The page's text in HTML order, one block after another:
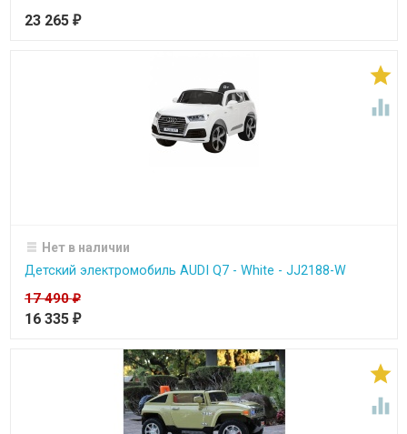
23 265 ₽


Нет в наличии
Детский электромобиль AUDI Q7 - White - JJ2188-W
17 490₽
16 335 ₽

